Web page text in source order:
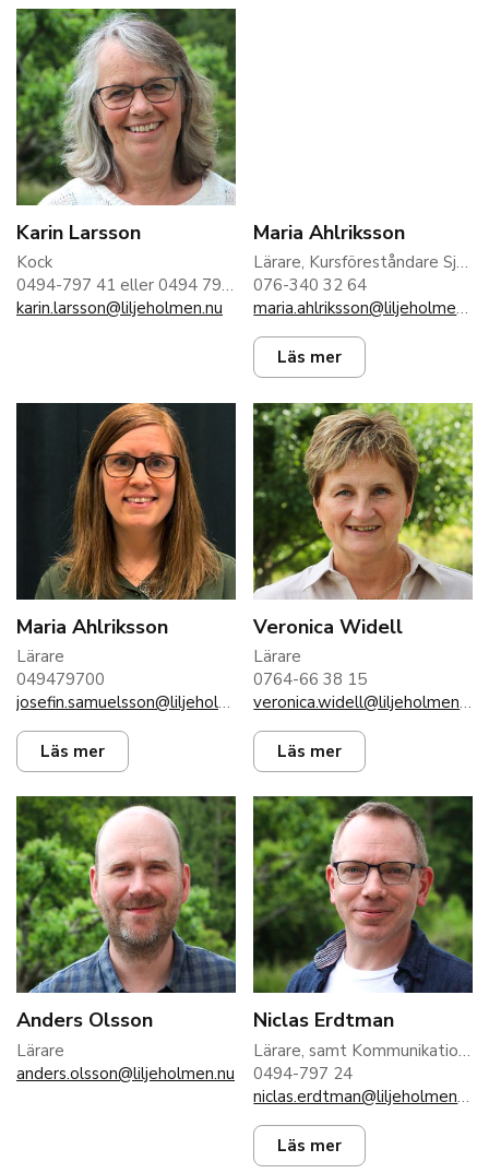
Karin Larsson
Kock
0494-797 41 eller 0494 797 40
karin.larsson@liljeholmen.nu
Maria Ahlriksson
Lärare, Kursföreståndare Själavård
076-340 32 64
maria.ahlriksson@liljeholmen.nu
Läs mer
Maria Ahlriksson
Lärare
049479700
josefin.samuelsson@liljeholmen.nu
Läs mer
Veronica Widell
Lärare
0764-66 38 15
veronica.widell@liljeholmen.nu
Läs mer
Anders Olsson
Lärare
anders.olsson@liljeholmen.nu
Niclas Erdtman
Lärare, samt Kommunikation/IT
0494-797 24
niclas.erdtman@liljeholmen.nu
Läs mer